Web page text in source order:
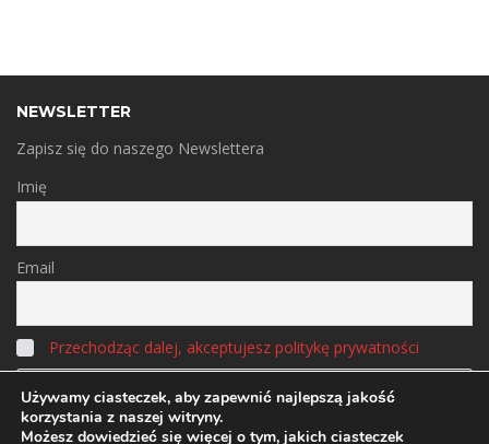
NEWSLETTER
Zapisz się do naszego Newslettera
Imię
Email
Przechodząc dalej, akceptujesz politykę prywatności
Używamy ciasteczek, aby zapewnić najlepszą jakość
korzystania z naszej witryny.
Możesz dowiedzieć się więcej o tym, jakich ciasteczek